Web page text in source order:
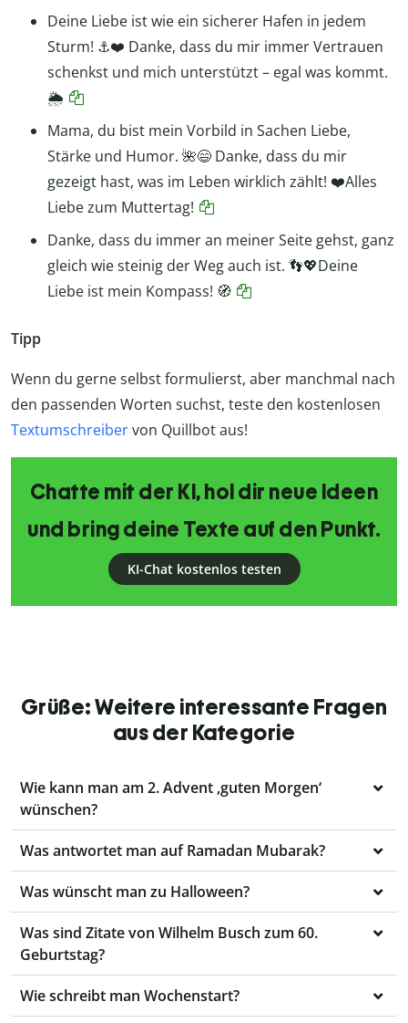
Deine Liebe ist wie ein sicherer Hafen in jedem
Sturm! ⚓️❤️ Danke, dass du mir immer Vertrauen
schenkst und mich unterstützt – egal was kommt.
🌦️
Mama, du bist mein Vorbild in Sachen Liebe,
Stärke und Humor. 🌺😄 Danke, dass du mir
gezeigt hast, was im Leben wirklich zählt! ❤️Alles
Liebe zum Muttertag!
Danke, dass du immer an meiner Seite gehst, ganz
gleich wie steinig der Weg auch ist. 👣💖Deine
Liebe ist mein Kompass! 🧭
Tipp
Wenn du gerne selbst formulierst, aber manchmal nach
den passenden Worten suchst, teste den kostenlosen
Textumschreibervon Quillbot aus!
Chatte mit der KI, hol dir neue Ideen
und bring deine Texte auf den Punkt.
KI-Chat kostenlos testen
Grüße: Weitere interessante Fragen
aus der Kategorie
Wie kann man am 2. Advent ‚guten Morgen‘
wünschen?
Was antwortet man auf Ramadan Mubarak?
Was wünscht man zu Halloween?
Was sind Zitate von Wilhelm Busch zum 60.
Geburtstag?
Wie schreibt man Wochenstart?